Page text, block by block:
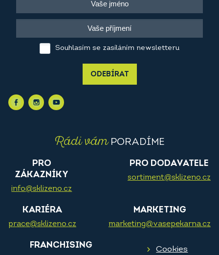
Souhlasím se zasíláním newsletteru
ODEBÍRAT
Rádi vámPORADÍME
PRO
ZÁKAZNÍKY
info@sklizeno.cz
PRO DODAVATELE
sortiment@sklizeno.cz
KARIÉRA
prace@sklizeno.cz
MARKETING
marketing@vasepekarna.cz
FRANCHISING Cookies